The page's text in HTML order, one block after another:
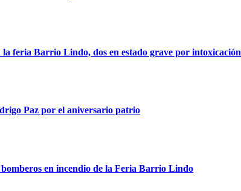
la feria Barrio Lindo, dos en estado grave por intoxicación
Paz por el aniversario patrio
en incendio de la Feria Barrio Lindo